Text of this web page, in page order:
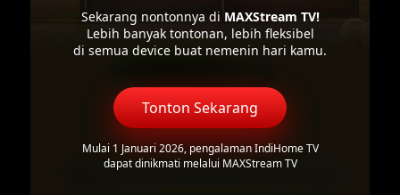
Sekarang nontonnya di MAXStream TV!
Lebih banyak tontonan, lebih fleksibel
di semua device buat nemenin hari kamu.
Tonton Sekarang
Mulai 1 Januari 2026, pengalaman IndiHome TV
dapat dinikmati melalui MAXStream TV